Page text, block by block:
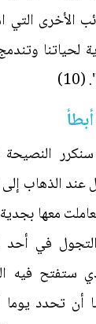
الأخرى التي
لحياتنا
النصيحة
الذهاب إلى
معها
في أحد
ستفتح فيه
أن تحدد يوما